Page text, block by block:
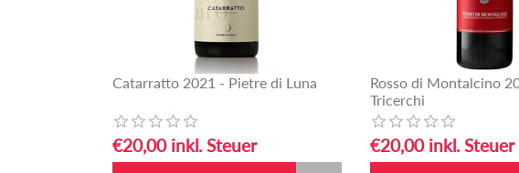
Catarratto 2021 - Pietre di Luna
€20,00 inkl. Steuer
Rosso di Montalcino
Tricerchi
€20,00 inkl. Steuer